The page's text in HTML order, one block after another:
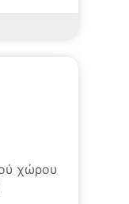
χώρου